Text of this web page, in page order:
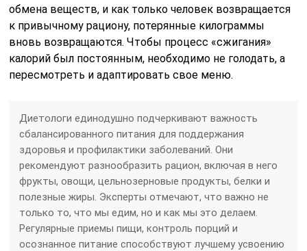
обмена веществ, и как только человек возвращается
к привычному рациону, потерянные килограммы
вновь возвращаются. Чтобы процесс «сжигания»
калорий был постоянным, необходимо не голодать, а
пересмотреть и адаптировать свое меню.
Диетологи единодушно подчеркивают важность
сбалансированного питания для поддержания
здоровья и профилактики заболеваний. Они
рекомендуют разнообразить рацион, включая в него
фрукты, овощи, цельнозерновые продукты, белки и
полезные жиры. Эксперты отмечают, что важно не
только то, что мы едим, но и как мы это делаем.
Регулярные приемы пищи, контроль порций и
осознанное питание способствуют лучшему усвоению